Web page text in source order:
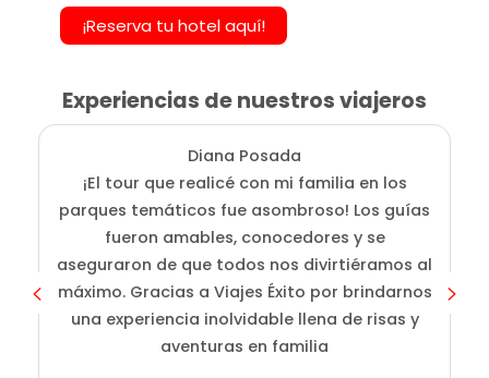
¡Reserva tu hotel aquí!
Experiencias de nuestros viajeros
Diana Posada
¡El tour que realicé con mi familia en los
parques temáticos fue asombroso! Los guías
fueron amables, conocedores y se
aseguraron de que todos nos divirtiéramos al
máximo. Gracias a Viajes Éxito por brindarnos
una experiencia inolvidable llena de risas y
aventuras en familia